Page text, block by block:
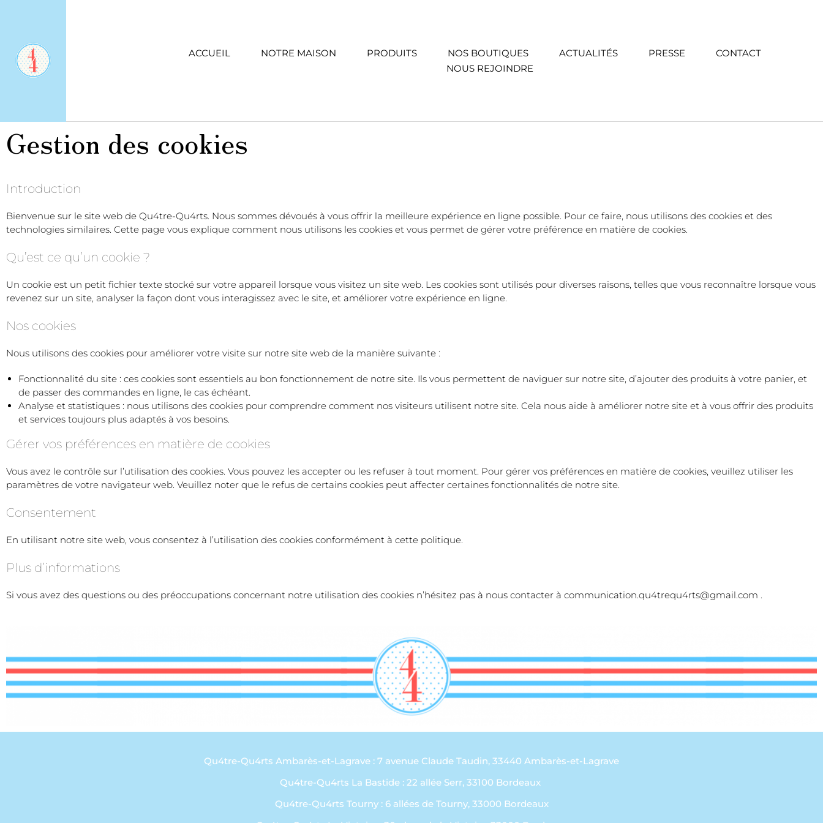
ACCUEIL NOTRE MAISON PRODUITS NOS BOUTIQUES ACTUALITÉS PRESSE
CONTACT
NOUS REJOINDRE
Gestion des cookies
Introduction
Bienvenue sur le site web de Qu4tre-Qu4rts. Nous sommes dévoués à vous offrir la meilleure expérience en ligne possible. Pour ce faire, nous utilisons des cookies et des
technologies similaires. Cette page vous explique comment nous utilisons les cookies et vous permet de gérer votre préférence en matière de cookies.
Qu’est ce qu’un cookie ?
Un cookie est un petit fichier texte stocké sur votre appareil lorsque vous visitez un site web. Les cookies sont utilisés pour diverses raisons, telles que vous reconnaître lorsque vous
revenez sur un site, analyser la façon dont vous interagissez avec le site, et améliorer votre expérience en ligne.
Nos cookies
Nous utilisons des cookies pour améliorer votre visite sur notre site web de la manière suivante :
Fonctionnalité du site : ces cookies sont essentiels au bon fonctionnement de notre site. Ils vous permettent de naviguer sur notre site, d’ajouter des produits à votre panier, et
de passer des commandes en ligne, le cas échéant.
Analyse et statistiques : nous utilisons des cookies pour comprendre comment nos visiteurs utilisent notre site. Cela nous aide à améliorer notre site et à vous offrir des produits
et services toujours plus adaptés à vos besoins.
Gérer vos préférences en matière de cookies
Vous avez le contrôle sur l’utilisation des cookies. Vous pouvez les accepter ou les refuser à tout moment. Pour gérer vos préférences en matière de cookies, veuillez utiliser les
paramètres de votre navigateur web. Veuillez noter que le refus de certains cookies peut affecter certaines fonctionnalités de notre site.
Consentement
En utilisant notre site web, vous consentez à l’utilisation des cookies conformément à cette politique.
Plus d’informations
Si vous avez des questions ou des préoccupations concernant notre utilisation des cookies n’hésitez pas à nous contacter à communication.qu4trequ4rts@gmail.com .
Qu4tre-Qu4rts Ambarès-et-Lagrave : 7 avenue Claude Taudin, 33440 Ambarès-et-Lagrave
Qu4tre-Qu4rts La Bastide : 22 allée Serr, 33100 Bordeaux
Qu4tre-Qu4rts Tourny : 6 allées de Tourny, 33000 Bordeaux